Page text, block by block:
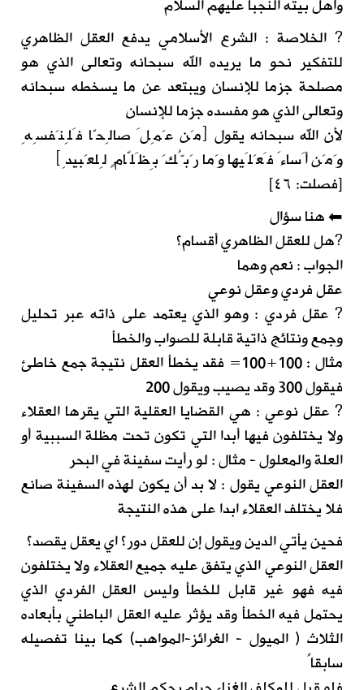
وأهل بيته النجبا عليهم السلام
? الخلاصة : الشرع الأسلامي يدفع العقل الظاهري
للتفكير نحو ما يريده الله سبحانه وتعالى الذي هو
مصلحة جزما للإنسان ويبتعد عن ما يسخطه سبحانه
وتعالى الذي هو مفسده جزما للإنسان
لأن الله سبحانه يقول ﴿مَن عَمِلَ صالِحًا فَلِنَفسِهِ
وَمَن أَساءَ فَعَلَيها وَما رَبُّكَ بِظَلّامٍ لِلعَبيدِ﴾
[فصلت: ٤٦]
⬅ هنا سؤال
?هل للعقل الظاهري أقسام؟
الجواب : نعم وهما
عقل فردي وعقل نوعي
? عقل فردي : وهو الذي يعتمد على ذاته عبر تحليل
وجمع ونتائج ذاتية قابلة للصواب والخطأ
مثال : 100+100= فقد يخطأ العقل نتيجة جمع خاطئ
فيقول 300 وقد يصيب ويقول 200
? عقل نوعي : هي القضايا العقلية التي يقرها العقلاء
ولا يختلفون فيها أبدا التي تكون تحت مظلة السببية أو
العلة والمعلول - مثال : لو رأيت سفينة في البحر
العقل النوعي يقول : لا بد أن يكون لهذه السفينة صانع
فلا يختلف العقلاء ابدا على هذه النتيجة
فحين يأتي الدين ويقول إن للعقل دور؟ اي يعقل يقصد؟
العقل النوعي الذي يتفق عليه جميع العقلاء ولا يختلفون
فيه فهو غير قابل للخطأ وليس العقل الفردي الذي
يحتمل فيه الخطأ وقد يؤثر عليه العقل الباطني بأبعاده
الثلاث ( الميول - الغرائز-المواهب) كما بينا تفصيله
سابقاً